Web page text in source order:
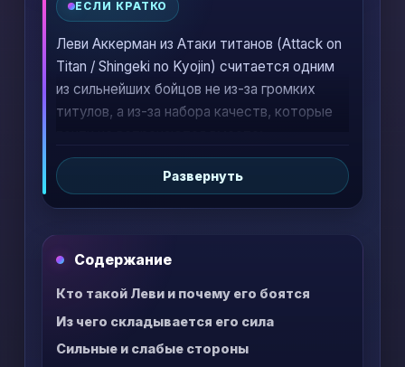
ЕСЛИ КРАТКО
Леви Аккерман из Атаки титанов (Attack on
Titan / Shingeki no Kyojin) считается одним
из сильнейших бойцов не из-за громких
титулов, а из-за набора качеств, которые
запредельная техника, контроль в хаосе,
мгновенная реакция, опыт реальных боев и
упора на финальные развязки.
Развернуть
Содержание
Кто такой Леви и почему его боятся
Из чего складывается его сила
Сильные и слабые стороны